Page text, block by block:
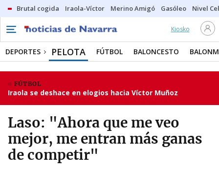
Brutal cogida Iraola-Víctor Merino Amigó Gasóleo Nivel
Kiosko
DEPORTES PELOTA FÚTBOL BALONCESTO
FÚTBOL
Iraola se deshace en elogios hacia Víctor Muñoz
Laso: "Ahora que me veo
mejor, me entran más ganas
de competir"